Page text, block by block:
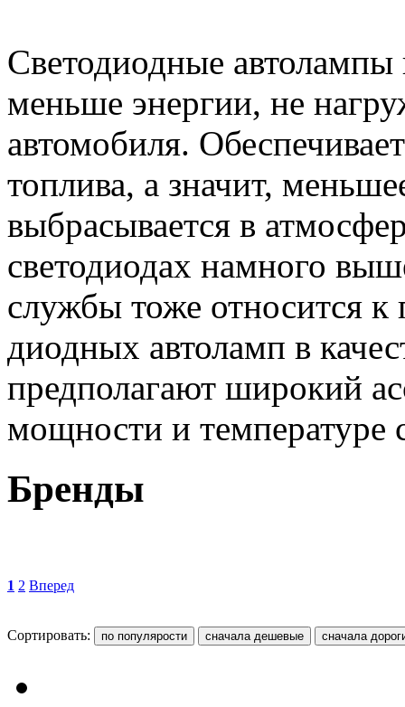
Светодиодные автолампы
меньше энергии, не
автомобиля.
топлива, а значит,
выбрасывается в
светодиодах намного
службы тоже относится к
диодных автоламп в
предполагают широкий
мощности и температуре
Бренды
1 2 Вперед
Сортировать: